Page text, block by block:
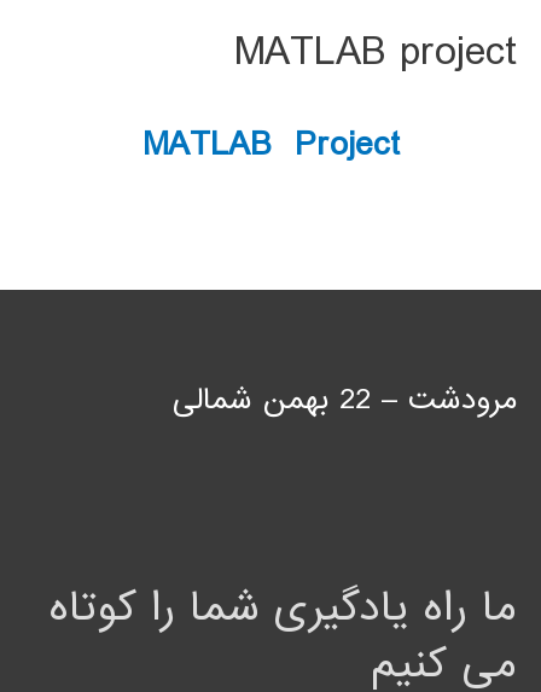
MATLAB project
MATLAB Project
مرودشت – 22 بهمن شمالی
ما راه یادگیری شما را کوتاه
می کنیم